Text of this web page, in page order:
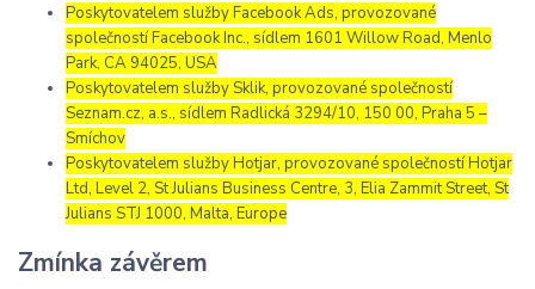
Poskytovatelem služby Facebook Ads, provozované
společností Facebook Inc., sídlem 1601 Willow Road, Menlo
Park, CA 94025, USA
Poskytovatelem služby Sklik, provozované společností
Seznam.cz, a.s., sídlem Radlická 3294/10, 150 00, Praha 5 –
Smíchov
Poskytovatelem služby Hotjar, provozované společností Hotjar
Ltd, Level 2, St Julians Business Centre, 3, Elia Zammit Street, St
Julians STJ 1000, Malta, Europe
Zmínka závěrem